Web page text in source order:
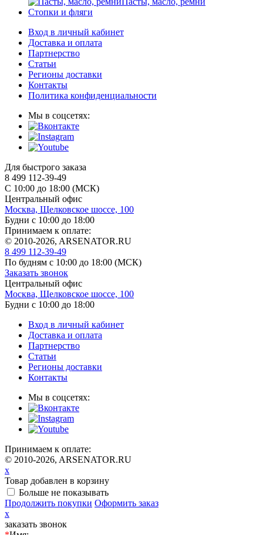
Стопки и фляги
Вход в личный кабинет
Доставка и оплата
Партнерство
Статьи
Регионы доставки
Контакты
Политика конфиденциальности
Мы в соцсетях:
Для быстрого заказа
8 499 112-39-49
С 10:00 до 18:00 (МСК)
Центральный офис
Москва, Щелковское шоссе, 100
Будни с 10:00 до 18:00
Принимаем к оплате:
© 2010-2026, ARSENATOR.RU
8 499 112-39-49
По будням с 10:00 до 18:00 (МСК)
Заказать звонок
Центральный офис
Москва, Щелковское шоссе, 100
Будни с 10:00 до 18:00
Вход в личный кабинет
Доставка и оплата
Партнерство
Статьи
Регионы доставки
Контакты
Мы в соцсетях:
Принимаем к оплате:
© 2010-2026, ARSENATOR.RU
x
Товар добавлен в корзину
Больше не показывать
Продолжить покупки Оформить заказ
x
заказать звонок